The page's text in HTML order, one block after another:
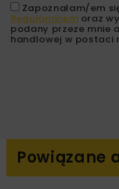
Zapoznałam/em
Regulaminem oraz
podany przeze mnie
handlowej w postaci
Powiązane